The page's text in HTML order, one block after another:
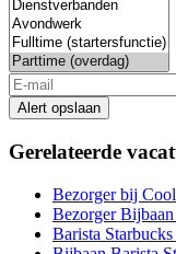
Alert opslaan
Gerelateerde
Bezorger bij
Bezorger
Barista